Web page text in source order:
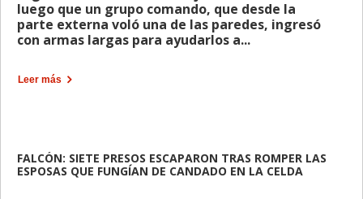
luego que un grupo comando, que desde la
parte externa voló una de las paredes, ingresó
con armas largas para ayudarlos a...
Leer más
FALCÓN: SIETE PRESOS ESCAPARON TRAS ROMPER LAS
ESPOSAS QUE FUNGÍAN DE CANDADO EN LA CELDA